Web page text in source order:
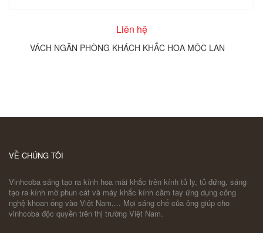
Liên hệ
VÁCH NGĂN PHÒNG KHÁCH KHẮC HOA MỘC LAN
VỀ CHÚNG TÔI
Vinhcoba sáng tạo ra kính hoa mài khắc trên kính tủ ly, tủ đứng, sáng
tạo ra kính mờ phun cát và máy khắc kính cầm tay ứng dụng công
nghệ khoan ống vào Việt Nam,... Mọi sáng chế của ông giúp cho
vinhcoba độc quyền trên thị trường Việt Nam.